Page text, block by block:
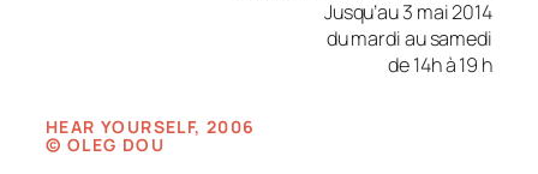
Jusqu’au 3 mai 2014
du mardi au samedi
de 14h à 19 h
HEAR YOURSELF, 2006
© OLEG DOU